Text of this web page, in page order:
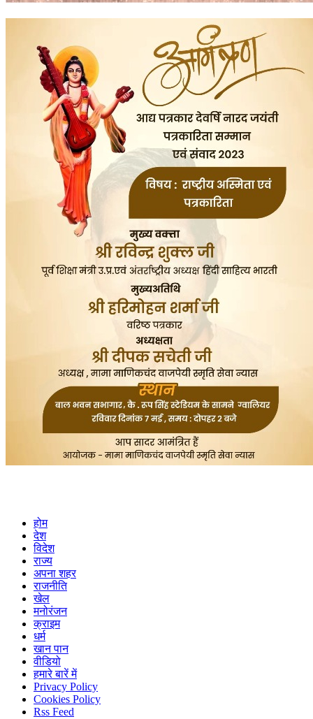
होम
देश
विदेश
राज्य
अपना शहर
राजनीति
खेल
मनोरंजन
क्राइम
धर्म
खान पान
वीडियो
हमारे बारें में
Privacy Policy
Cookies Policy
Rss Feed